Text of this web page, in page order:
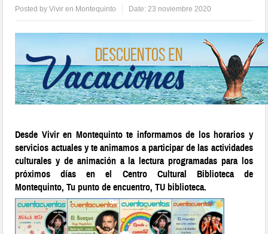
Posted byVivir en Montequinto Date:23 noviembre 2020
Desde Vivir en Montequinto te informamos de los horarios y
servicios actuales y te animamos a participar de las actividades
culturales y de animación a la lectura programadas para los
próximos días en el Centro Cultural Biblioteca de
Montequinto, Tu punto de encuentro, TU biblioteca.